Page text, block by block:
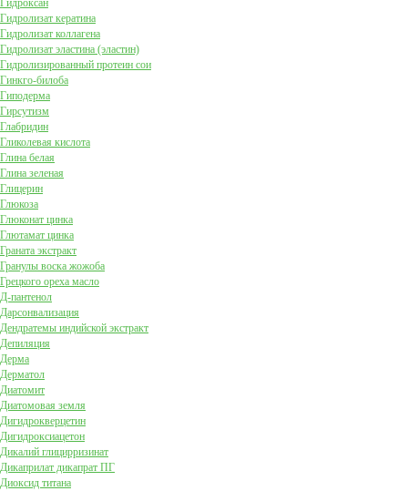
Гидроксан
Гидролизат кератина
Гидролизат коллагена
Гидролизат эластина (эластин)
Гидролизированный протеин сои
Гинкго-билоба
Гиподерма
Гирсутизм
Глабридин
Гликолевая кислота
Глина белая
Глина зеленая
Глицерин
Глюкоза
Глюконат цинка
Глютамат цинка
Граната экстракт
Гранулы воска жожоба
Грецкого ореха масло
Д-пантенол
Дарсонвализация
Дендратемы индийской экстракт
Депиляция
Дерма
Дерматол
Диатомит
Диатомовая земля
Дигидрокверцетин
Дигидроксиацетон
Дикалий глицирризинат
Дикаприлат дикапрат ПГ
Диоксид титана